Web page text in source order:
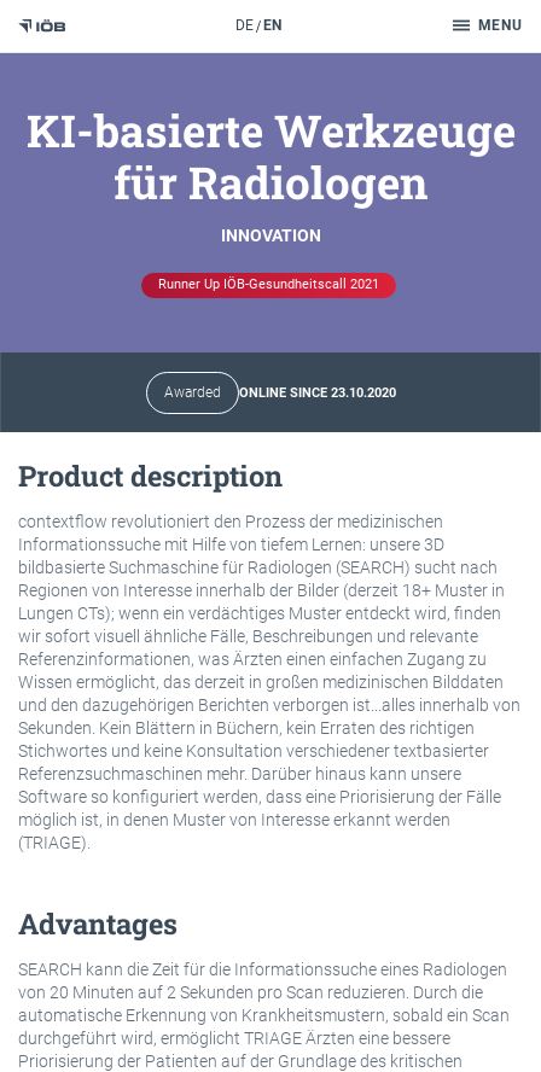
DE EN MENU
KI-basierte Werkzeuge
für Radiologen
INNOVATION
Runner Up IÖB-Gesundheitscall 2021
Awarded ONLINE SINCE 23.10.2020
Product description
contextflow revolutioniert den Prozess der medizinischen
Informationssuche mit Hilfe von tiefem Lernen: unsere 3D
bildbasierte Suchmaschine für Radiologen (SEARCH) sucht nach
Regionen von Interesse innerhalb der Bilder (derzeit 18+ Muster in
Lungen CTs); wenn ein verdächtiges Muster entdeckt wird, finden
wir sofort visuell ähnliche Fälle, Beschreibungen und relevante
Referenzinformationen, was Ärzten einen einfachen Zugang zu
Wissen ermöglicht, das derzeit in großen medizinischen Bilddaten
und den dazugehörigen Berichten verborgen ist...alles innerhalb von
Sekunden. Kein Blättern in Büchern, kein Erraten des richtigen
Stichwortes und keine Konsultation verschiedener textbasierter
Referenzsuchmaschinen mehr. Darüber hinaus kann unsere
Software so konfiguriert werden, dass eine Priorisierung der Fälle
möglich ist, in denen Muster von Interesse erkannt werden
(TRIAGE).
Advantages
SEARCH kann die Zeit für die Informationssuche eines Radiologen
von 20 Minuten auf 2 Sekunden pro Scan reduzieren. Durch die
automatische Erkennung von Krankheitsmustern, sobald ein Scan
durchgeführt wird, ermöglicht TRIAGE Ärzten eine bessere
Priorisierung der Patienten auf der Grundlage des kritischen